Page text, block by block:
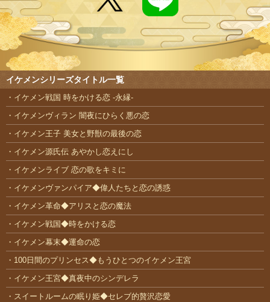
イケメンシリーズタイトル一覧
イケメン戦国 時をかける恋 -永縁-
イケメンヴィラン 闇夜にひらく悪の恋
イケメン王子 美女と野獣の最後の恋
イケメン源氏伝 あやかし恋えにし
イケメンライブ 恋の歌をキミに
イケメンヴァンパイア◆偉人たちと恋の誘惑
イケメン革命◆アリスと恋の魔法
イケメン戦国◆時をかける恋
イケメン幕末◆運命の恋
100日間のプリンセス◆もうひとつのイケメン王宮
イケメン王宮◆真夜中のシンデレラ
スイートルームの眠り姫◆セレブ的贅沢恋愛